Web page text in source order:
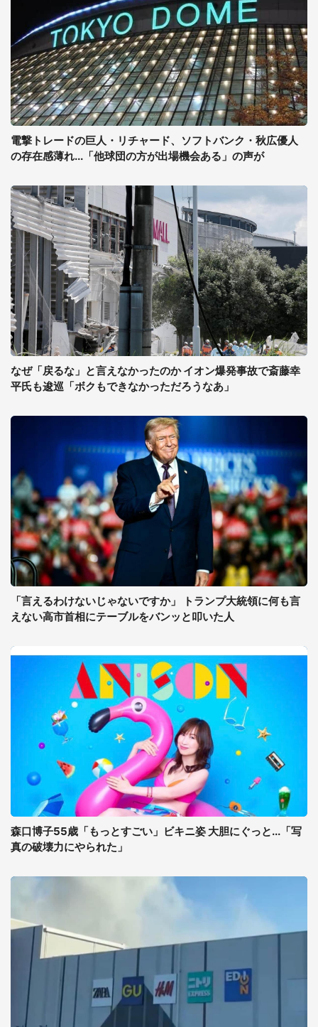
電撃トレードの巨人・リチャード、ソフトバンク・秋広優人
の存在感薄れ...「他球団の方が出場機会ある」の声が
なぜ「戻るな」と言えなかったのか イオン爆発事故で斎藤幸
平氏も逡巡「ボクもできなかっただろうなあ」
「言えるわけないじゃないですか」 トランプ大統領に何も言
えない高市首相にテーブルをバンッと叩いた人
森口博子55歳「もっとすごい」ビキニ姿 大胆にぐっと...「写
真の破壊力にやられた」